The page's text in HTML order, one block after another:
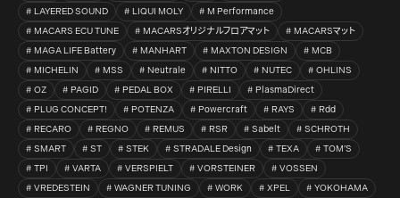
LAYERED SOUND
LIQUI MOLY
M Performance
MACARS ECU TUNE
MACARSオリジナルフロアマット
MACARSマット
MAGA LIFE Battery
MANHART MAXTON DESIGN
MCB
MICHELIN
MSS Neutrale NITTO NUTEC
OHLINS
OZ
PAGID PEDAL BOX PIRELLI
PlasmaDirect
PLUG CONCEPT!
POTENZA Powercraft RAYS
Rdd
RECARO
REGNO REMUS RSR Sabelt
SCHROTH
SMART
ST STEK STRADALE Design TEXA
TOM’S
TPI
VARTA VERSPIELT VORSTEINER
VOSSEN
VREDESTEIN
WAGNER TUNING WORK XPEL YOKOHAMA